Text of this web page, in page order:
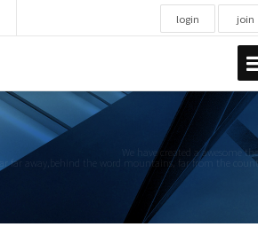
login join
We have created a awesome
Far far away,behind the word mountains, far from the